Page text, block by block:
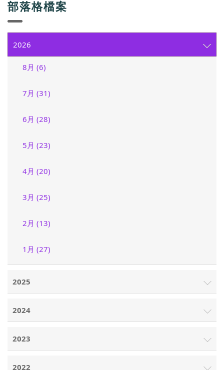
部落格檔案
2026
8月 (6)
7月 (31)
6月 (28)
5月 (23)
4月 (20)
3月 (25)
2月 (13)
1月 (27)
2025
2024
2023
2022